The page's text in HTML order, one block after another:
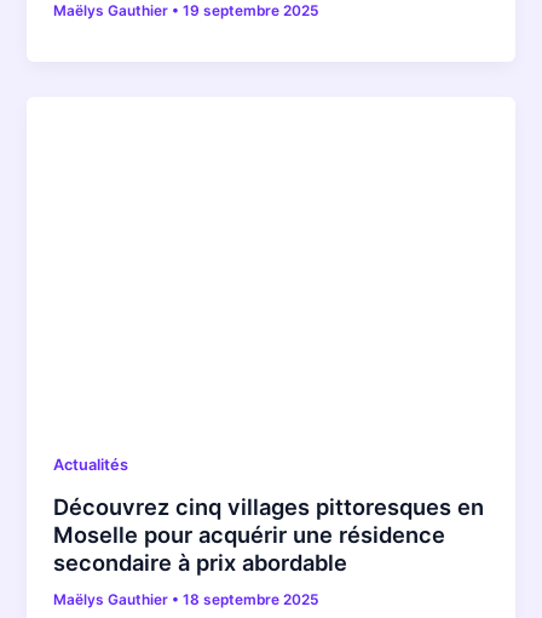
Maëlys Gauthier •19 septembre 2025
Actualités
Découvrez cinq villages pittoresques en
Moselle pour acquérir une résidence
secondaire à prix abordable
Maëlys Gauthier •18 septembre 2025